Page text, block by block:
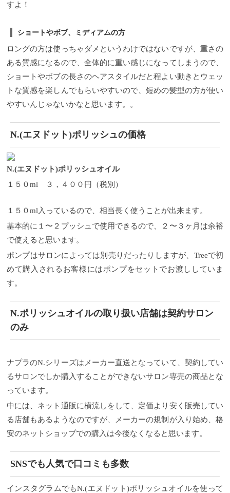
すよ！
ショートやボブ、ミディアムの方
ロングの方は使っちゃダメというわけではないですが、重さの
ある質感になるので、全体的に重い感じになってしまうので、
ショートやボブの長さのヘアスタイルだと程よい動きとウェッ
トな質感を楽しんでもらいやすいので、短めの髪型の方が使い
やすいんじゃないかなと思います。。
N.(エヌドット)ポリッシュの価格
N.(エヌドット)ポリッシュオイル
１５０ml ３，４００円（税別）
１５０ml入っているので、相当長く使うことが出来ます。
基本的に１〜２プッシュで使用できるので、２〜３ヶ月は余裕
で使えると思います。
ポンプはサロンによっては別売りだったりしますが、Treeで初
めて購入されるお客様にはポンプをセットでお渡ししていま
す。
N.ポリッシュオイルの取り扱い店舗は契約サロン
のみ
ナプラのN.シリーズはメーカー直送となっていて、契約してい
るサロンでしか購入することができないサロン専売の商品とな
っています。
中には、ネット通販に横流しをして、定価より安く販売してい
る店舗もあるようなのですが、メーカーの規制が入り始め、格
安のネットショップでの購入は今後なくなると思います。
SNSでも人気で口コミも多数
インスタグラムでもN.(エヌドット)ポリッシュオイルを使って